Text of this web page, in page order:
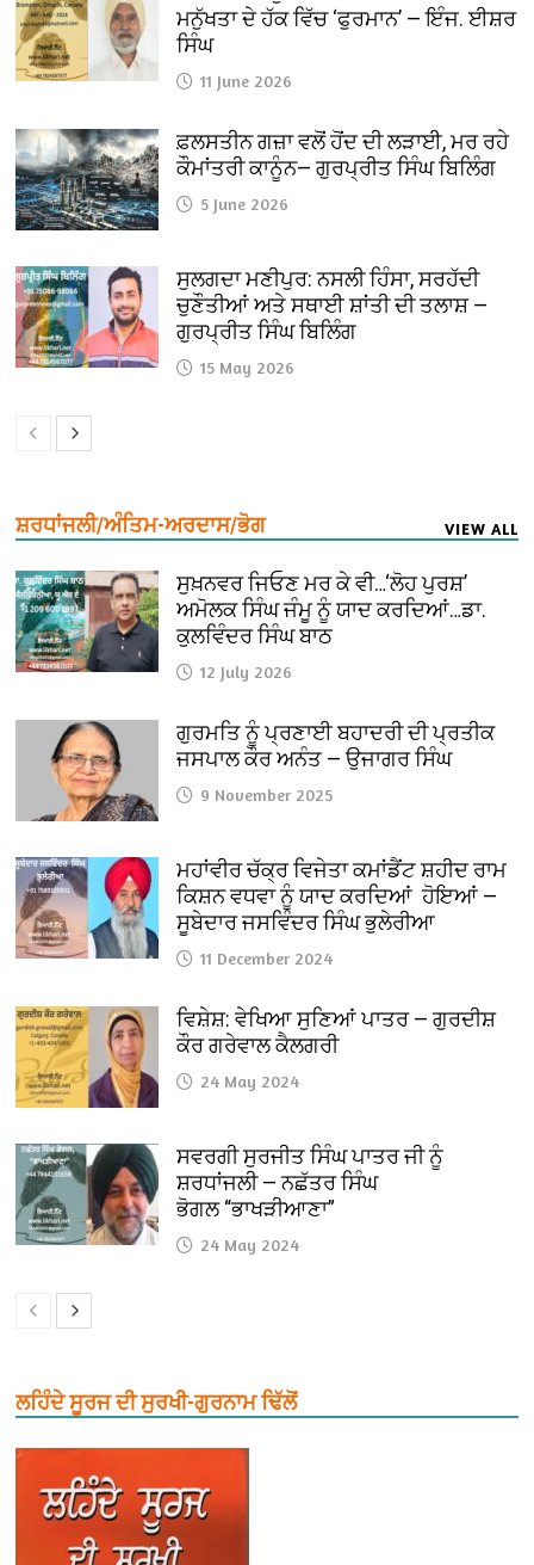
ਮਨੁੱਖਤਾ ਦੇ ਹੱਕ ਵਿੱਚ ‘ਫੁਰਮਾਨ’ — ਇੰਜ. ਈਸ਼ਰ
ਸਿੰਘ
11 June 2026
ਫ਼ਲਸਤੀਨ ਗਜ਼ਾ ਵਲੋਂ ਹੋਂਦ ਦੀ ਲੜਾਈ, ਮਰ ਰਹੇ
ਕੌਮਾਂਤਰੀ ਕਾਨੂੰਨ— ਗੁਰਪ੍ਰੀਤ ਸਿੰਘ ਬਿਲਿੰਗ
5 June 2026
ਸੁਲਗਦਾ ਮਣੀਪੁਰ: ਨਸਲੀ ਹਿੰਸਾ, ਸਰਹੱਦੀ
ਚੁਣੌਤੀਆਂ ਅਤੇ ਸਥਾਈ ਸ਼ਾਂਤੀ ਦੀ ਤਲਾਸ਼ —
ਗੁਰਪ੍ਰੀਤ ਸਿੰਘ ਬਿਲਿੰਗ
15 May 2026
ਸ਼ਰਧਾਂਜਲੀ/ਅੰਤਿਮ-ਅਰਦਾਸ/ਭੋਗ VIEW ALL
ਸੁਖ਼ਨਵਰ ਜਿਓਣ ਮਰ ਕੇ ਵੀ…‘ਲੋਹ ਪੁਰਸ਼’
ਅਮੋਲਕ ਸਿੰਘ ਜੰਮੂ ਨੂੰ ਯਾਦ ਕਰਦਿਆਂ…ਡਾ.
ਕੁਲਵਿੰਦਰ ਸਿੰਘ ਬਾਠ
12 July 2026
ਗੁਰਮਤਿ ਨੂੰ ਪ੍ਰਣਾਈ ਬਹਾਦਰੀ ਦੀ ਪ੍ਰਤੀਕ
ਜਸਪਾਲ ਕੌਰ ਅਨੰਤ — ਉਜਾਗਰ ਸਿੰਘ
9 November 2025
ਮਹਾਂਵੀਰ ਚੱਕ੍ਰ ਵਿਜੇਤਾ ਕਮਾਂਡੈਂਟ ਸ਼ਹੀਦ ਰਾਮ
ਕਿਸ਼ਨ ਵਧਵਾ ਨੂੰ ਯਾਦ ਕਰਦਿਆਂ ਹੋਇਆਂ —
ਸੂਬੇਦਾਰ ਜਸਵਿੰਦਰ ਸਿੰਘ ਭੁਲੇਰੀਆ
11 December 2024
ਵਿਸ਼ੇਸ਼: ਵੇਖਿਆ ਸੁਣਿਆਂ ਪਾਤਰ — ਗੁਰਦੀਸ਼
ਕੌਰ ਗਰੇਵਾਲ ਕੈਲਗਰੀ
24 May 2024
ਸਵਰਗੀ ਸੁਰਜੀਤ ਸਿੰਘ ਪਾਤਰ ਜੀ ਨੂੰ
ਸ਼ਰਧਾਂਜਲੀ — ਨਛੱਤਰ ਸਿੰਘ
ਭੋਗਲ “ਭਾਖੜੀਆਣਾ”
24 May 2024
ਲਹਿੰਦੇ ਸੂਰਜ ਦੀ ਸੁਰਖੀ-ਗੁਰਨਾਮ ਢਿੱਲੋਂ